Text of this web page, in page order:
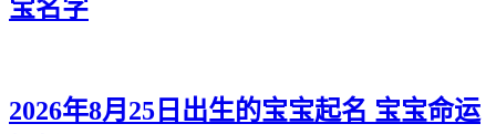
宝名字
2026年8月25日出生的宝宝起名 宝宝命运